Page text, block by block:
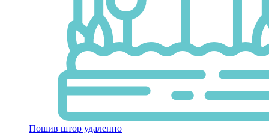
Пошив штор удаленно